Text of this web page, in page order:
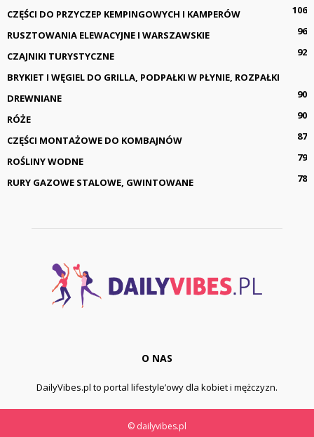
CZĘŚCI DO PRZYCZEP KEMPINGOWYCH I KAMPERÓW
106
RUSZTOWANIA ELEWACYJNE I WARSZAWSKIE
96
CZAJNIKI TURYSTYCZNE
92
BRYKIET I WĘGIEL DO GRILLA, PODPAŁKI W PŁYNIE, ROZPAŁKI
DREWNIANE
90
RÓŻE
90
CZĘŚCI MONTAŻOWE DO KOMBAJNÓW
87
ROŚLINY WODNE
79
RURY GAZOWE STALOWE, GWINTOWANE
78
O NAS
DailyVibes.pl to portal lifestyle’owy dla kobiet i mężczyzn.
© dailyvibes.pl